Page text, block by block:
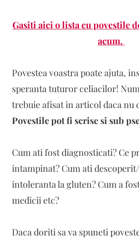
Gasiti aici o lista cu povestile
acum.
Povestea voastra poate ajuta,
speranta tuturor celiacilor!
trebuie afisat in articol daca nu
Povestile pot fi scrise si sub
Cum ati fost diagnosticati? Ce
intampinat? Cum ati
intoleranta la gluten? Cum a
medicii etc?
Daca doriti sa va spuneti